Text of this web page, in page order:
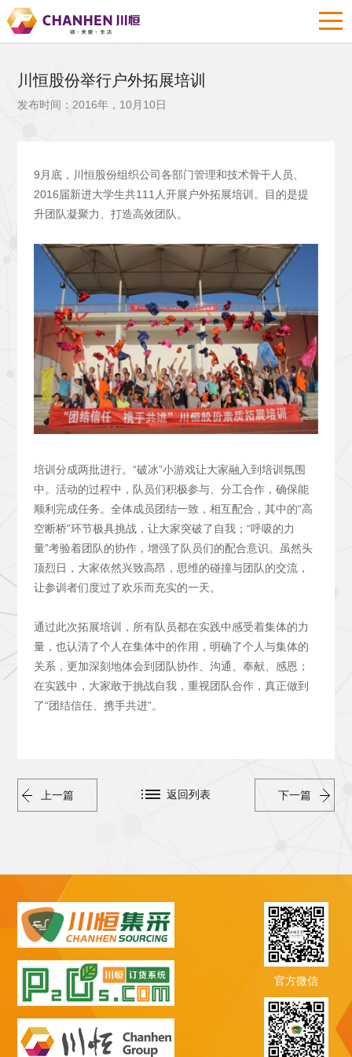
川恒股份举行户外拓展培训
发布时间：2016年，10月10日
9月底，川恒股份组织公司各部门管理和技术骨干人员、
2016届新进大学生共111人开展户外拓展培训。目的是提
升团队凝聚力、打造高效团队。
培训分成两批进行。“破冰”小游戏让大家融入到培训氛围
中。活动的过程中，队员们积极参与、分工合作，确保能
顺利完成任务。全体成员团结一致，相互配合，其中的“高
空断桥”环节极具挑战，让大家突破了自我；“呼吸的力
量”考验着团队的协作，增强了队员们的配合意识。虽然头
顶烈日，大家依然兴致高昂，思维的碰撞与团队的交流，
让参训者们度过了欢乐而充实的一天。
通过此次拓展培训，所有队员都在实践中感受着集体的力
量，也认清了个人在集体中的作用，明确了个人与集体的
关系，更加深刻地体会到团队协作、沟通、奉献、感恩；
在实践中，大家敢于挑战自我，重视团队合作，真正做到
了“团结信任、携手共进”。
上一篇 下一篇
返回列表
官方微信